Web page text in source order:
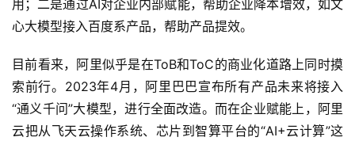
「科技新知」梳理下来，目前大模型的商业化模式大致可分
为四类。从C端市场来看：一是直接提供API接口，用户通
过按量使用来收费；二是大模型赋能产品带来的需求与价格
增长，如chatGPT、Midjourney等产品的付费使用。从B端
市场来看，一是AI功能带来的流量增长，进而收取广告费
用；二是通过AI对企业内部赋能，帮助企业降本增效，如文